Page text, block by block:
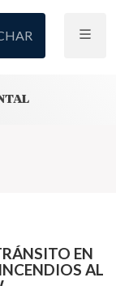
EN
AL